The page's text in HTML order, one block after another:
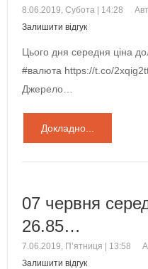
8.06.2019, Субота | 14:28
Залишити відгук
Цього дня середня ціна
#валюта https://t.co/
Джерело…
Докладно...
07 червня
26.85…
7.06.2019, П’ятниця | 13:58
Залишити відгук